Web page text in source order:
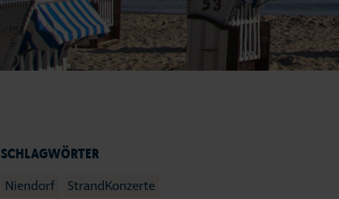
SCHLAGWÖRTER
Niendorf
StrandKonzerte